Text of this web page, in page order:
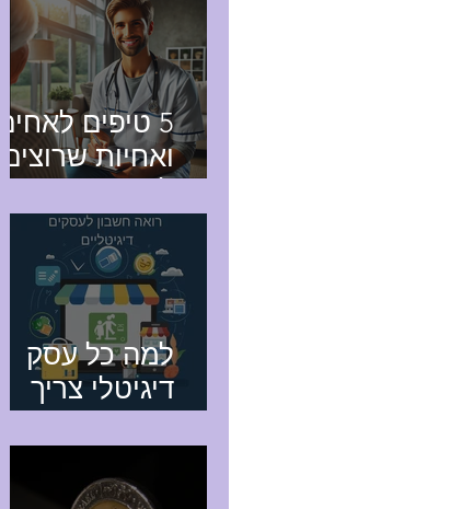
5 טיפים לאחים
ואחיות שרוצים
לעצמאיים ולתת
שירותים של
אח/אחות
מוסמך עד הבית
למה כל עסק
דיגיטלי צריך
מקצועי